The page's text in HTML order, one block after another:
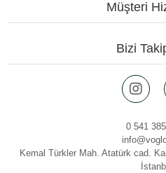
Müşteri
Bizi
0 541
Kemal Türkler Mah. Atatürk cad.